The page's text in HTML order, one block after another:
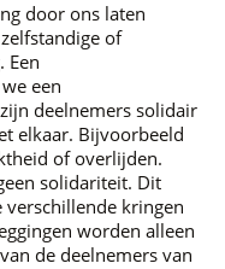
door ons laten
of
Een
een
deelnemers solidair
elkaar. Bijvoorbeeld
of overlijden.
solidariteit. Dit
verschillende kringen
worden alleen
de deelnemers van